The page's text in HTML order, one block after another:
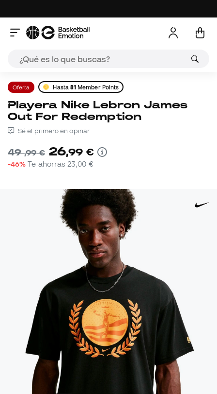
Oferta Hasta 81 Member Points
Playera Nike Lebron James
Out For Redemption
Sé el primero en opinar
49,99 € 26,99 €
-46% Te ahorras 23,00 €